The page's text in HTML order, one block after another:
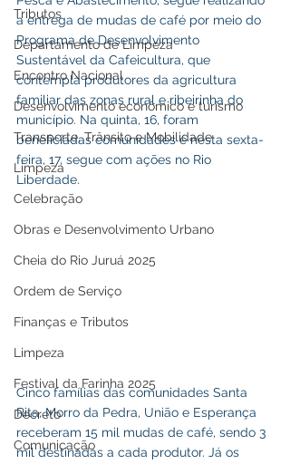
Tributos
Departamento de Limpeza
Encontro Nacional
Desenvolvimento econômico e turismo
Transporte, Trânsito e Mobilidade
Limpeza
Celebração
Obras e Desenvolvimento Urbano
Cheia do Rio Juruá 2025
Ordem de Serviço
Finanças e Tributos
Limpeza
Festival da Farinha 2025
Decreto
Comunicação
a entrega de mudas de café por meio do
Programa de Desenvolvimento
Sustentável da Cafeicultura, que
contempla produtores da agricultura
familiar das zonas rural e ribeirinha do
município. Na quinta, 16, foram
beneficiadas comunidades e nesta sexta-
feira, 17, segue com ações no Rio
Liberdade.
Cinco famílias das comunidades Santa
Rita, Morro da Pedra, União e Esperança
receberam 15 mil mudas de café, sendo 3
mil destinadas a cada produtor. Já os